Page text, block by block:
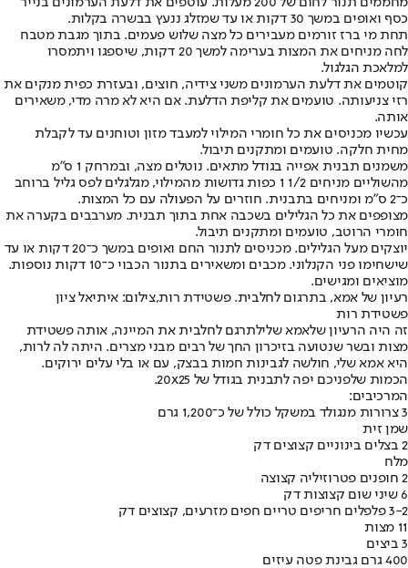
כסף ואופים במשך 30 דקות או עד שמזלג ננעץ בבשרה בקלות.
תחת מי ברז זורמים מעבירים כל מצה שלוש פעמים. בתוך מגבת מטבח
לחה מניחים את המצות בערימה למשך 20 דקות, שיספגו ויתמסרו
למלאכת הגלגול.
קוטמים את דלעת הערמונים משני צידיה, חוצים, ובעזרת כפית מנקים את
רזי צניעותה. טועמים את קליפת הדלעת. אם היא לא מרה מדי, משאירים
אותה.
עכשיו מכניסים את כל חומרי המילוי למעבד מזון וטוחנים עד לקבלת
מחית חלקה. טועמים ומתקנים תיבול.
משמנים תבנית אפייה בגודל מתאים. נוטלים מצה, ובמרחק 1 ס"מ
מהשוליים מניחים 1/2 1 כפות גדושות מהמילוי, מגלגלים לפס גליל ברוחב
כ־2 ס"מ ומניחים בתבנית. חוזרים על הפעולה עם כל המצות.
מצופפים את כל הגלילים בשכבה אחת בתוך תבנית. מערבבים בקערה את
חומרי הרוטב, טועמים ומתקנים תיבול.
יוצקים מעל הגלילים. מכניסים לתנור החם ואופים במשך כ־20 דקות או עד
שישחימו פני הקנלוני. מכבים ומשאירים בתנור הכבוי כ־10 דקות נוספות.
מוציאים ומגישים.
רעיון של אמא, בתרגום לחלבית. פשטידת רות,צילום: איתיאל ציון
פשטידת רות
זה היה הרעיון שלאמא שלילתרגם לחלבית את המיינה, אותה פשטידת
מצות ובשר שנטועה בזיכרון החך של רבים מבני מצרים. היתה לה לרות,
היא אמא שלי, חולשה לגבינות חמות בבצק, עם או בלי עלים ירוקים.
הכמות שלפניכם יפה לתבנית בגודל של 20x25.
המרכיבים:
3 צרורות מנגולד במשקל כולל של כ־1,200 גרם
שמן זית
2 בצלים בינוניים קצוצים דק
מלח
2 חופנים פטרוזיליה קצוצה
6 שיני שום קצוצות דק
3-2 פלפלים חריפים טריים חפים מזרעים, קצוצים דק
11 מצות
3 ביצים
400 גרם גבינת פטה עיזים